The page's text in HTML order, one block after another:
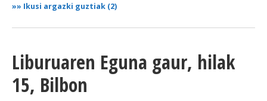
»» Ikusi argazki guztiak (2)
Liburuaren Eguna gaur, hilak
15, Bilbon